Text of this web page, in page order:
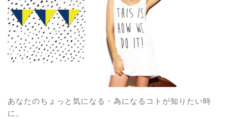
あなたのちょっと気になる・為になるコトが知りたい時
に。